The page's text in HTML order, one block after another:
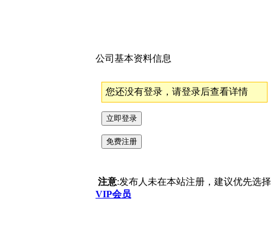
公司基本资料信息
您还没有登录，请登录后查看详情
注意:发布人未在本站注册，建议优先选择
VIP会员